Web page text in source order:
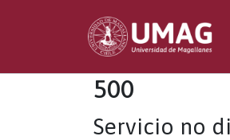
500
Servicio no